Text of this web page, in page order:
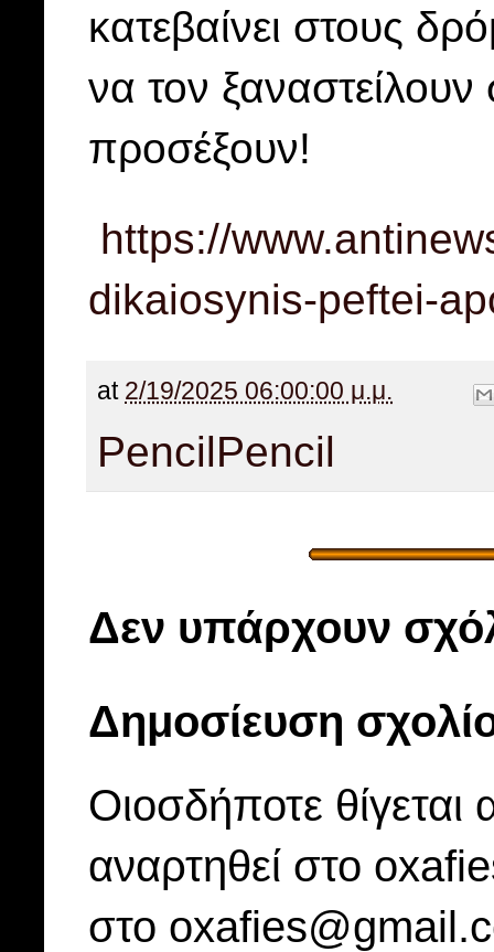
κατεβαίνει στους
να τον
προσέξουν!
https://
dikaiosynis-peftei-
at 2/19/2025 06:00:00 μ.μ.
PencilPencil
Δεν υπάρχουν
Δημοσίευση
Οιοσδήποτε
αναρτηθεί στο
στο